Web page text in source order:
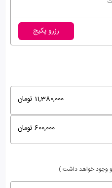
رزرو پکیج
11,380,000 تومان
600,000 تومان
وجود خواهد داشت )